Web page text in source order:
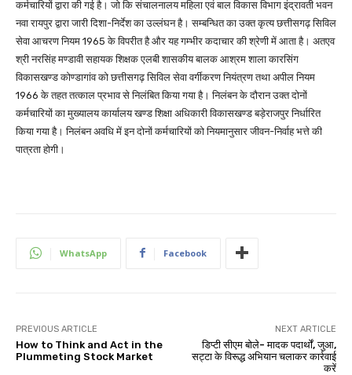
कर्मचारियों द्वारा की गई है। जो कि संचालनालय महिला एवं बाल विकास विभाग इंद्रावती भवन
नवा रायपुर द्वारा जारी दिशा-निर्देश का उल्लंघन है। सम्बन्धित का उक्त कृत्य छत्तीसगढ़ सिविल
सेवा आचरण नियम 1965 के विपरीत है और यह गम्भीर कदाचार की श्रेणी में आता है। अतएव
श्री नरसिंह मण्डावी सहायक शिक्षक एलबी शासकीय बालक आश्रम शाला कारसिंग
विकासखण्ड कोण्डागांव को छत्तीसगढ़ सिविल सेवा वर्गीकरण नियंत्रण तथा अपील नियम
1966 के तहत तत्काल प्रभाव से निलंबित किया गया है। निलंबन के दौरान उक्त दोनों
कर्मचारियों का मुख्यालय कार्यालय खण्ड शिक्षा अधिकारी विकासखण्ड बड़ेराजपुर निर्धारित
किया गया है। निलंबन अवधि में इन दोनों कर्मचारियों को नियमानुसार जीवन-निर्वाह भत्ते की
पात्रता होगी।
WhatsApp Facebook
PREVIOUS ARTICLE
How to Think and Act in the
Plummeting Stock Market
NEXT ARTICLE
डिप्‍टी सीएम बोले- मादक पदार्थों, जुआ,
सट्टा के विरूद्ध अभियान चलाकर कार्रवाई
करें